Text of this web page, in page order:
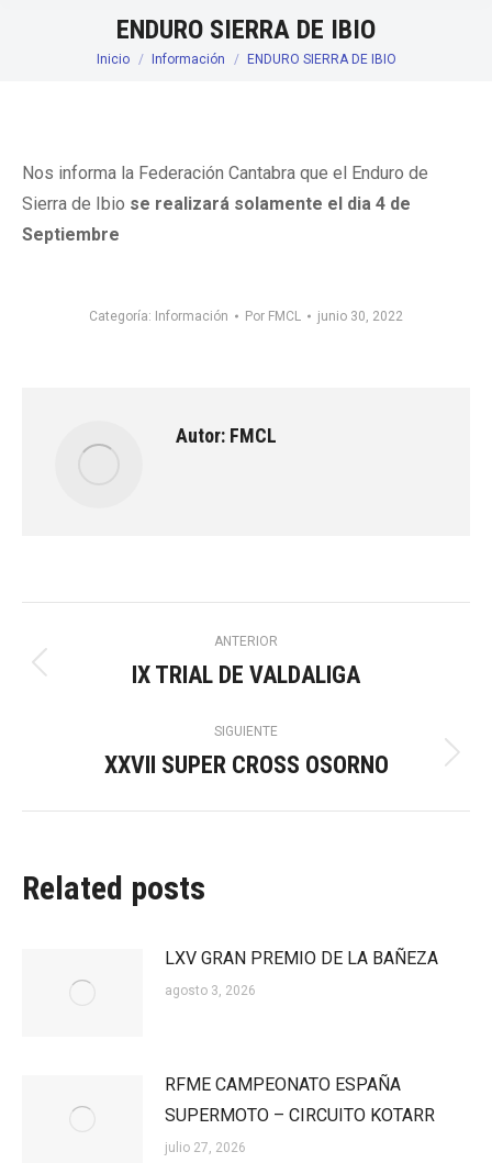
ENDURO SIERRA DE IBIO
Estás aquí:
Inicio Información ENDURO SIERRA DE IBIO
Nos informa la Federación Cantabra que el Enduro de
Sierra de Ibio se realizará solamente el dia 4 de
Septiembre
Categoría: Información Por FMCL junio 30, 2022
Autor: FMCL
Navegación
entre
publicaciones
ANTERIOR
Publicación
IX TRIAL DE VALDALIGA
SIGUIENTE
Publicación
XXVII SUPER CROSS OSORNO
Related posts
LXV GRAN PREMIO DE LA BAÑEZA
agosto 3, 2026
RFME CAMPEONATO ESPAÑA
SUPERMOTO – CIRCUITO KOTARR
julio 27, 2026